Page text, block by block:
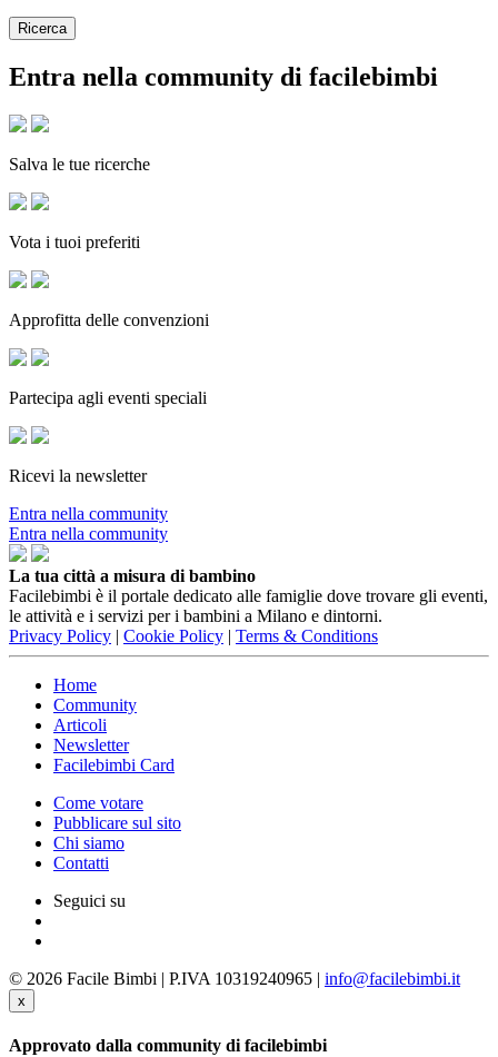
Ricerca
Entra nella community di facilebimbi
Salva le tue ricerche
Vota i tuoi preferiti
Approfitta delle convenzioni
Partecipa agli eventi speciali
Ricevi la newsletter
Entra nella community
Entra nella community
La tua città a misura di bambino
Facilebimbi è il portale dedicato alle famiglie dove trovare gli eventi,
le attività e i servizi per i bambini a Milano e dintorni.
Privacy Policy | Cookie Policy | Terms & Conditions
Home
Community
Articoli
Newsletter
Facilebimbi Card
Come votare
Pubblicare sul sito
Chi siamo
Contatti
Seguici su
© 2026 Facile Bimbi | P.IVA 10319240965 | info@facilebimbi.it
x
Approvato dalla community di facilebimbi